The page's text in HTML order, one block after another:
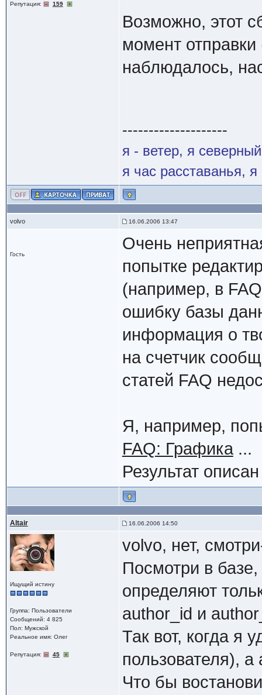
Репутация: 159
Возможно, этот
момент
наблюдалось,
--------------------
я - ветер, я
я час расставанья,
volvo 16.06.2006 13:47
Гость
Очень
попытке
(например, в
ошибку базы
информация о
на счетчик
статей FAQ
Я, например,
FAQ: Графика...
Результат
Altair 16.06.2006 14:50
Ищущий истину
Группа: Пользователи
Сообщений: 4 825
Пол: Мужской
Реальное имя: Олег
Репутация: 45
volvo, нет,
Посмотри в
определяют
author_id и
Так вот, когда я
пользователя),
Что бы